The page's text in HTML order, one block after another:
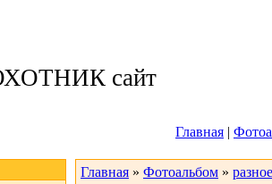
сайт
Главная |
Главная » Фотоальбом » разное